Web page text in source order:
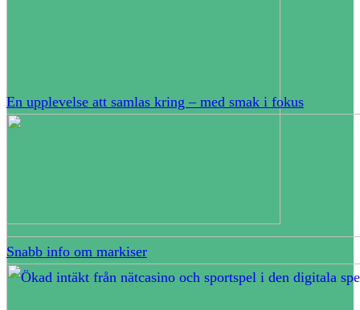
En upplevelse att samlas kring – med smak i fokus
Snabb info om markiser